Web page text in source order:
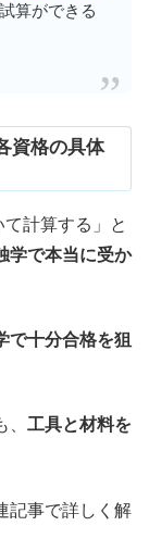
算ができる
資格の具体
て計算する」と
学で本当に受か
で十分合格を狙
工具と材料を
記事で詳しく解